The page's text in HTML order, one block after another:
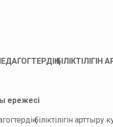
ережесі
біліктілігін